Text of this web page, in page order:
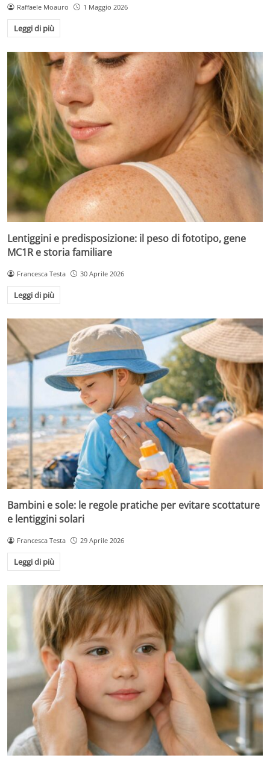
Raffaele Moauro 1 Maggio 2026
Leggi di più
Lentiggini e predisposizione: il peso di fototipo, gene
MC1R e storia familiare
Francesca Testa 30 Aprile 2026
Leggi di più
Bambini e sole: le regole pratiche per evitare scottature
e lentiggini solari
Francesca Testa 29 Aprile 2026
Leggi di più